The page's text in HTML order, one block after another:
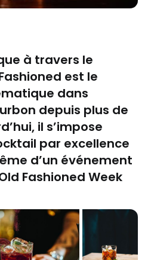
à travers le
est le
dans
depuis plus de
il s’impose
par excellence
d’un événement
Fashioned Week